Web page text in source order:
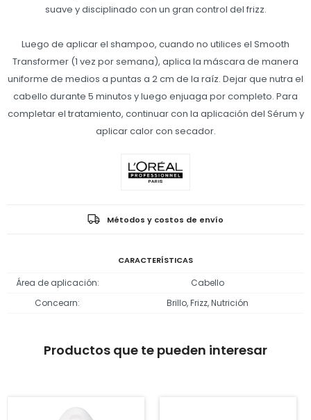
suave y disciplinado con un gran control del frizz.
Luego de aplicar el shampoo, cuando no utilices el Smooth
Transformer (1 vez por semana), aplica la máscara de manera
uniforme de medios a puntas a 2 cm de la raíz. Dejar que nutra el
cabello durante 5 minutos y luego enjuaga por completo. Para
completar el tratamiento, continuar con la aplicación del Sérum y
aplicar calor con secador.
Métodos y costos de envío
CARACTERÍSTICAS
Área de aplicación
Cabello
Concearn
Brillo, Frizz, Nutrición
Productos que te pueden interesar